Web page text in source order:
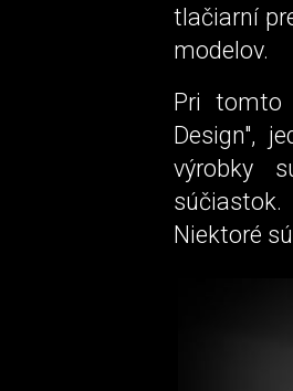
tlačiarní
modelov.
Pri tomto
Design",
výrobky
Niektoré